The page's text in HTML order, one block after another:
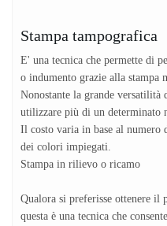
Stampa tampografica
E' una tecnica che permette di
o indumento grazie alla stampa
Nonostante la grande versatilità
utilizzare più di un determinato
Il costo varia in base al numero
dei colori impiegati.
Stampa in rilievo o ricamo
Qualora si preferisse ottenere
questa è una tecnica che